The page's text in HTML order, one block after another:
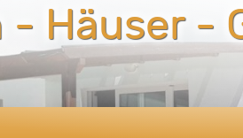
- Häuser -